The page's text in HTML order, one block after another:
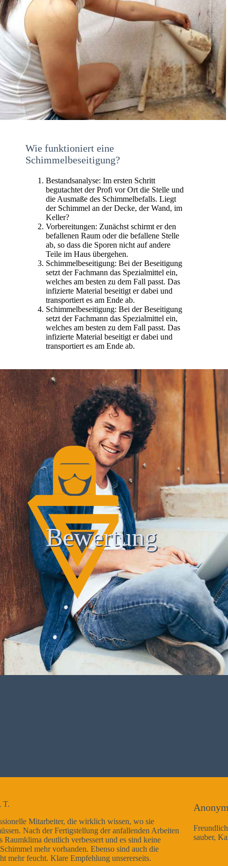
Wie funktioniert eine
Schimmelbeseitigung?
Bestandsanalyse: Im ersten Schritt
begutachtet der Profi vor Ort die Stelle und
die Ausmaße des Schimmelbefalls. Liegt
der Schimmel an der Decke, der Wand, im
Keller?
Vorbereitungen: Zunächst schirmt er den
befallenen Raum oder die befallene Stelle
ab, so dass die Sporen nicht auf andere
Teile im Haus übergehen.
Schimmelbeseitigung: Bei der Beseitigung
setzt der Fachmann das Spezialmittel ein,
welches am besten zu dem Fall passt. Das
infizierte Material beseitigt er dabei und
transportiert es am Ende ab.
Schimmelbeseitigung: Bei der Beseitigung
setzt der Fachmann das Spezialmittel ein,
welches am besten zu dem Fall passt. Das
infizierte Material beseitigt er dabei und
transportiert es am Ende ab.
Bewertung
Arbeiten
Freundliche Mitarbeiter, Arbeitsausführung sehr gut und
sauber, Kann ich nur weiterempfehlen